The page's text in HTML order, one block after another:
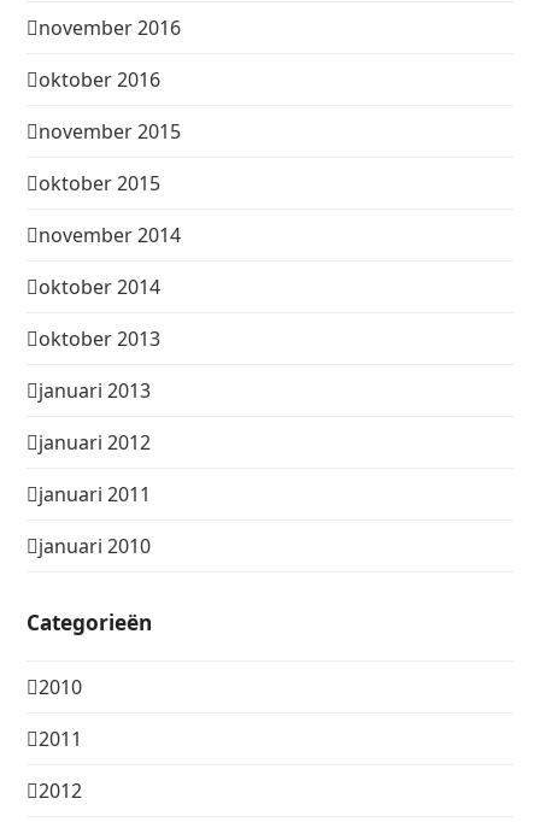
november 2016
oktober 2016
november 2015
oktober 2015
november 2014
oktober 2014
oktober 2013
januari 2013
januari 2012
januari 2011
januari 2010
Categorieën
2010
2011
2012